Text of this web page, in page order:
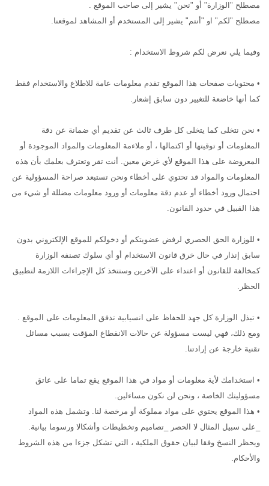
مصطلح "الوزارة" أو "نحن" يشير إلى صاحب الموقع .
مصطلح "لكم" او "أنتم" يشير إلى المستخدم أو المشاهد لموقعنا.
وفيما يلي نعرض لكم شروط الاستخدام :
• محتويات صفحات هذا الموقع تقدم معلومات عامة للاطلاع والاستخدام فقط
كما أنها خاضعة للتغيير دون سابق إشعار.
• نحن نتخلى كما يتخلى كل طرف ثالث عن تقديم أي ضمانة عن دقة
المعلومات أو توقيتها أو اكتمالها ، أو ملاءمة المعلومات والمواد الموجودة أو
المعروضة على هذا الموقع لأي غرض معين. أنت تقر وتعترف بعلمك بأن هذه
المعلومات والمواد قد تحتوي على أخطاء ونحن تستبعد صراحة المسؤولية عن
احتمال ورود أخطاء أو عدم دقة معلومات أو ورود معلومات مضللة أو شيء من
هذا القبيل في حدود القانون.
• للوزارة الحق الحصري لرفض عضويتكم أو دخولكم للموقع الإلكتروني بدون
سابق إنذار في حال خرق قانون الاستخدام أو أي سلوك تصنفه الوزارة
كمخالفة للقانون أو اعتداء على الآخرين وستتخذ كل الإجراءات اللازمة لتطبيق
الحظر.
• تبذل الوزارة كل جهد للحفاظ على انسيابية تدفق المعلومات على الموقع .
ومع ذلك، فهي ليست مسؤولة عن حالات الانقطاع المؤقت بسبب مسائل
تقنية خارجة عن إرادتنا.
• استخدامك لأية معلومات أو مواد في هذا الموقع يقع تماما على عاتق
مسؤوليتك الخاصة ، ونحن لن نكون مساءلين.
• هذا الموقع يحتوي على مواد مملوكة أو مرخصة لنا. وتشمل هذه المواد
_على سبيل المثال لا الحصر _تصاميم وتخطيطات وأشكالا ورسوما بيانية.
ويحظر النسخ وفقا لبيان حقوق الملكية ، التي تشكل جزءا من هذه الشروط
والأحكام.